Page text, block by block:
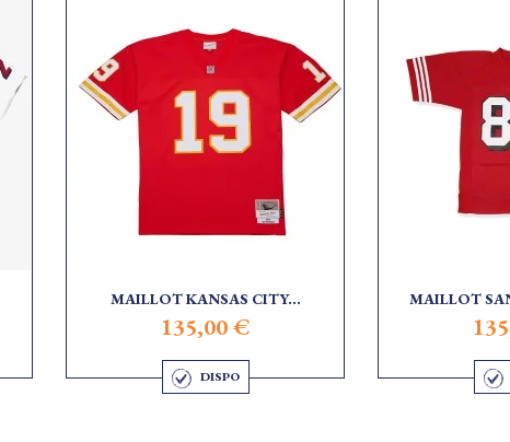
MAILLOT KANSAS CITY...
135,00 €
DISPO
MAILLOT